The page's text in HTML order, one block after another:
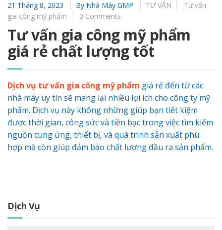
21 Tháng 8, 2023 By Nhà Máy GMP TƯ VẤN
Tư vấn
gia công mỹ phẩm
0 Comments
Tư vấn gia công mỹ phẩm
giá rẻ chất lượng tốt
Dịch vụ tư vấn gia công mỹ phẩm giá rẻ đến từ các
nhà máy uy tín sẽ mang lại nhiều lợi ích cho công ty mỹ
phẩm. Dịch vụ này không những giúp bạn tiết kiệm
được thời gian, công sức và tiền bạc trong việc tìm kiếm
nguồn cung ứng, thiết bị, và quá trình sản xuất phù
hợp mà còn giúp đảm bảo chất lượng đầu ra sản phẩm.
Dịch Vụ